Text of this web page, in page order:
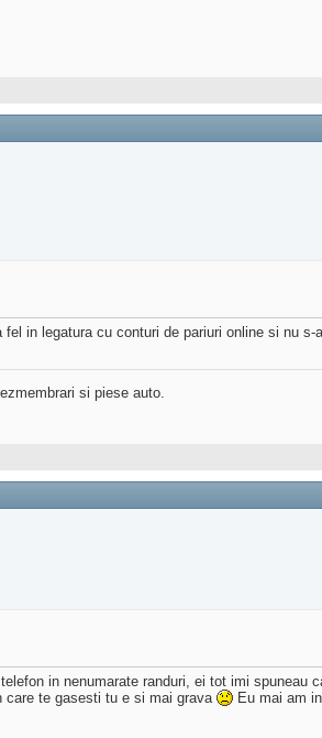
in legatura cu conturi de pariuri online si nu s-
si piese auto.
in nenumarate randuri, ei tot imi spuneau
care te gasesti tu e si mai grava
Eu mai am